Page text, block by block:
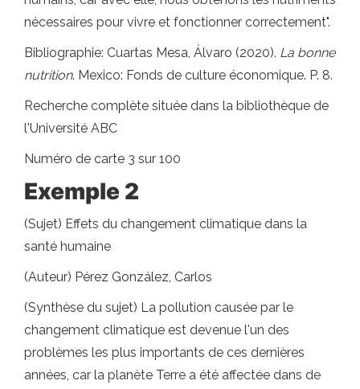
nécessaires pour vivre et fonctionner correctement".
Bibliographie: Cuartas Mesa, Álvaro (2020). La bonne
nutrition. Mexico: Fonds de culture économique. P. 8.
Recherche complète située dans la bibliothèque de
l'Université ABC
Numéro de carte 3 sur 100
Exemple 2
(Sujet) Effets du changement climatique dans la
santé humaine
(Auteur) Pérez González, Carlos
(Synthèse du sujet) La pollution causée par le
changement climatique est devenue l'un des
problèmes les plus importants de ces dernières
années, car la planète Terre a été affectée dans de